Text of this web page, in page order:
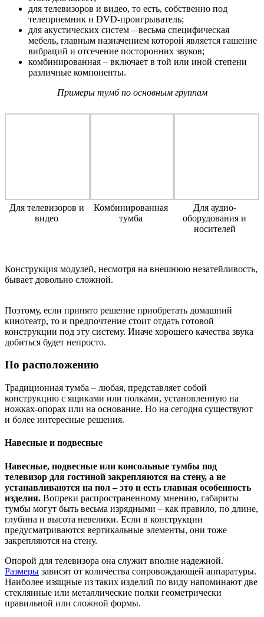
для телевизоров и видео, то есть, собственно под
телеприемник и DVD-проигрыватель;
для акустических систем – весьма специфическая
мебель, главным назначением которой является гашение
вибраций и отсечение посторонних звуков;
комбинированная – включает в той или иной степени
различные компоненты.
Примеры тумб по основным группам
Для телевизоров и
видео
Комбинированная
тумба
Для аудио-
оборудования и
носителей
Конструкция модулей, несмотря на внешнюю незатейливость,
бывает довольно сложной.
Поэтому, если принято решение приобретать домашний
кинотеатр, то и предпочтение стоит отдать готовой
конструкции под эту систему. Иначе хорошего качества звука
добиться будет непросто.
По расположению
Традиционная тумба – любая, представляет собой
конструкцию с ящиками или полками, установленную на
ножках-опорах или на основание. Но на сегодня существуют
и более интересные решения.
Навесные и подвесные
Навесные, подвесные или консольные тумбы под
телевизор для гостиной закрепляются на стену, а не
устанавливаются на пол – это и есть главная особенность
изделия. Вопреки распространенному мнению, габариты
тумбы могут быть весьма изрядными – как правило, по длине,
глубина и высота невелики. Если в конструкции
предусматриваются вертикальные элементы, они тоже
закрепляются на стену.
Опорой для телевизора она служит вполне надежной.
Размеры зависят от количества сопровождающей аппаратуры.
Наиболее изящные из таких изделий по виду напоминают две
стеклянные или металлические полки геометрически
правильной или сложной формы.